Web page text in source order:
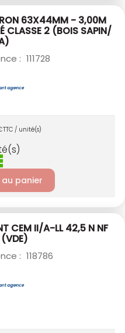
63X44MM - 3,00M
CLASSE 2 (BOIS SAPIN/
: 111728
TTC / unité(s)
panier
CEM II/A-LL 42,5 N NF
: 118786